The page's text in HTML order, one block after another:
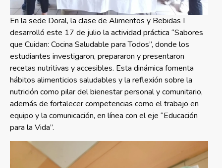
En la sede Doral, la clase de Alimentos y Bebidas I
desarrolló este 17 de julio la actividad práctica “Sabores
que Cuidan: Cocina Saludable para Todos”, donde los
estudiantes investigaron, prepararon y presentaron
recetas nutritivas y accesibles. Esta dinámica fomenta
hábitos alimenticios saludables y la reflexión sobre la
nutrición como pilar del bienestar personal y comunitario,
además de fortalecer competencias como el trabajo en
equipo y la comunicación, en línea con el eje “Educación
para la Vida”.